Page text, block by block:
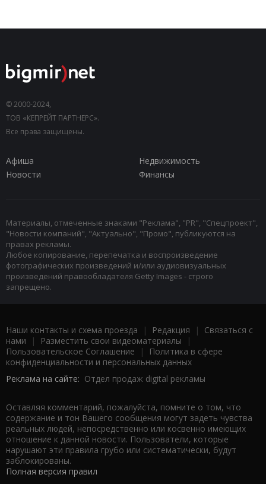
© 2000-2024,
ТОВ «КЕПРЕЙТ ПАРТНЕРС».
Все права защищены.
Афиша
Недвижимость
Новости
Финансы
Материалы, отмеченные знаками "Реклама", "PR", "Спецпроект",
"Новости компаний", "Актуально", "Промо", публикуются на
правах рекламы.
Любое копирование, перепечатка и воспроизведение
фотографических произведений и/или аудиовизуальных
произведений правообладателя Getty Images - строго
запрещено.
Наши контакты и схема проезда | Редакция | Связаться с
нами | Разместить свои видеоматериалы |
Пользовательское Соглашение |
Политика в сфере
конфиденциальности и персональных данных
Реклама на сайте: Отдел продаж digital рекламы
Оставляя комментарий, пожалуйста, помните о том, что
содержание и тон Вашего сообщения могут задеть чувства
реальных людей, непосредственно или косвенно имеющих
отношение к данной новости. Пользователи, которые
нарушают эти правила грубо или систематически, будут
заблокированы.
Полная версия правил